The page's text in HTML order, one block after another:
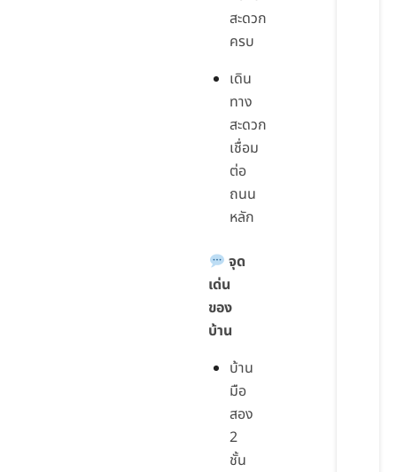
สะดวก
ครบ
เดิน
ทาง
สะดวก
เชื่อม
ต่อ
ถนน
หลัก
จุด
เด่น
ของ
บ้าน
บ้าน
มือ
สอง
2
ชั้น